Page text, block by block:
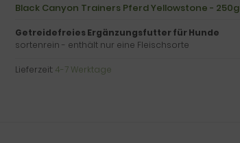
Black Canyon Trainers Pferd Yellowstone - 250g
Getreidefreies Ergänzungsfutter für Hunde
sortenrein - enthält nur eine Fleischsorte
Lieferzeit: 4-7 Werktage